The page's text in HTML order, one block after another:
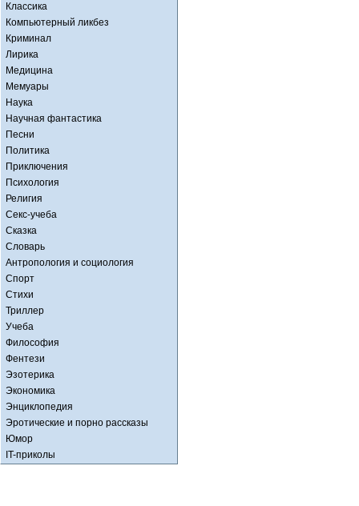
Классика
Компьютерный ликбез
Криминал
Лирика
Медицина
Мемуары
Наука
Научная фантастика
Песни
Политика
Приключения
Психология
Религия
Секс-учеба
Сказка
Словарь
Антропология и социология
Спорт
Стихи
Триллер
Учеба
Философия
Фентези
Эзотерика
Экономика
Энциклопедия
Эротические и порно рассказы
Юмор
IT-приколы